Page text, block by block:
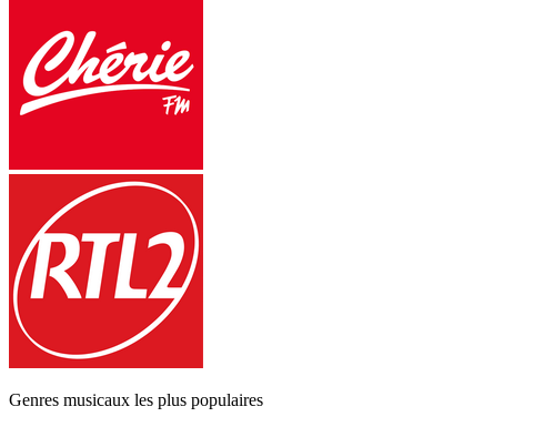
Genres musicaux les plus populaires